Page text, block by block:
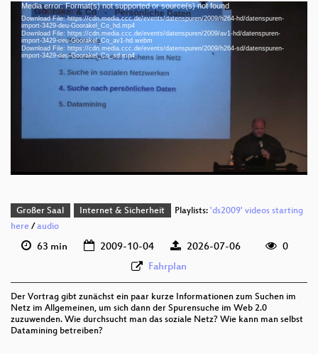
Video
Player
Media error: Format(s) not supported or source(s) not found
Download File: https://cdn.media.ccc.de/events/datenspuren/2009/h264-hd/datenspuren-
import-3429-deu-Goorakel_Co_hd.mp4
Download File: https://cdn.media.ccc.de/events/datenspuren/2009/av1-hd/datenspuren-
import-3429-deu-Goorakel_Co_av1-hd.webm
Download File: https://cdn.media.ccc.de/events/datenspuren/2009/h264-sd/datenspuren-
import-3429-deu-Goorakel_Co_sd.mp4
deu 1080p (mp4)
Großer Saal Internet & Sicherheit Playlists: 'ds2009' videos starting
here /audio
63 min 2009-10-04 2026-07-06
0
Fahrplan
Der Vortrag gibt zunächst ein paar kurze Informationen zum Suchen im
Netz im Allgemeinen, um sich dann der Spurensuche im Web 2.0
zuzuwenden. Wie durchsucht man das soziale Netz? Wie kann man selbst
Datamining betreiben?